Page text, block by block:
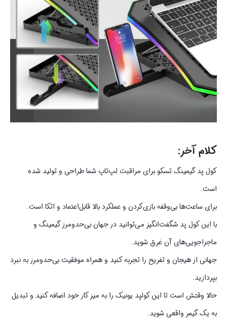
کلام آخر:
کول پد گیمینگ تسکو برای مراقبت لپ‌تاپ شما طراحی و تولید شده
است.
برای ساعت‌ها بی‌وقفه بازی‌کردن و عملکرد بالا قابل‌اعتماد و اتکا است.
با این کول پد شگفت‌انگیز می‌توانید در جهان بی‌حدومرز گیمینگ و
ماجراجویی‌های آن غرق شوید.
جهانی از هیجان و تفریح را تجربه کنید و همراه موفقیت بی‌حدومرز به نبرد
بپردازید.
حالا وقتش است تا این کولپد یونیک را به میز کار خود اضافه کنید و تبدیل
به یک گیمر واقعی شوید.